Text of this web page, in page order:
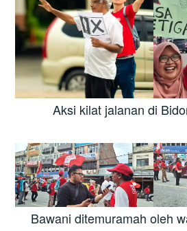
Aksi kilat jalanan di
Bawani ditemuramah oleh